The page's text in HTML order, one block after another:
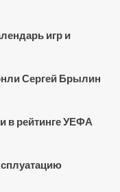
игр и
Сергей Брылин
в рейтинге УЕФА